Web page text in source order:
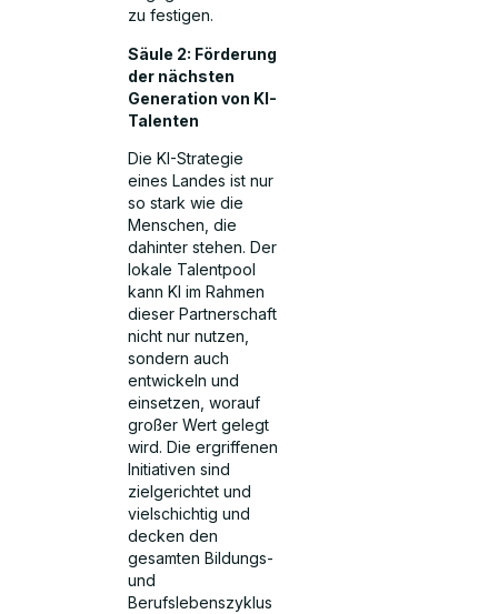
zu festigen.
Säule 2: Förderung
der nächsten
Generation von KI-
Talenten
Die KI-Strategie
eines Landes ist nur
so stark wie die
Menschen, die
dahinter stehen. Der
lokale Talentpool
kann KI im Rahmen
dieser Partnerschaft
nicht nur nutzen,
sondern auch
entwickeln und
einsetzen, worauf
großer Wert gelegt
wird. Die ergriffenen
Initiativen sind
zielgerichtet und
vielschichtig und
decken den
gesamten Bildungs-
und
Berufslebenszyklus